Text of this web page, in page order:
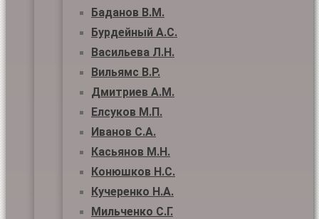
Баданов В.М.
Бурдейный А.С.
Васильева Л.Н.
Вильямс В.Р.
Дмитриев А.М.
Елсуков М.П.
Иванов С.А.
Касьянов М.Н.
Конюшков Н.С.
Кучеренко Н.А.
Мильченко С.Г.